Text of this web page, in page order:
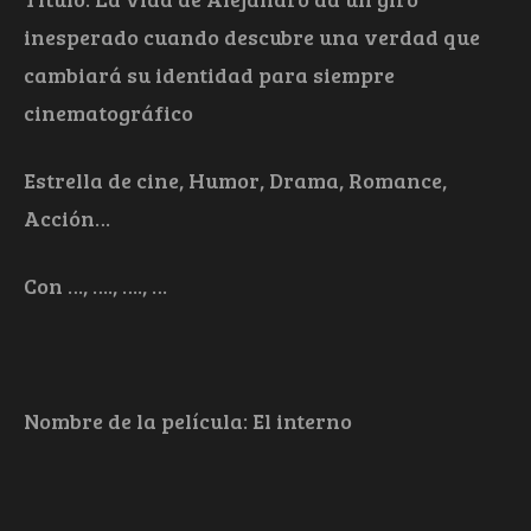
inesperado cuando descubre una verdad que
cambiará su identidad para siempre
cinematográfico
Estrella de cine, Humor, Drama, Romance,
Acción…
Con …, …., …., …
Nombre de la película: El interno